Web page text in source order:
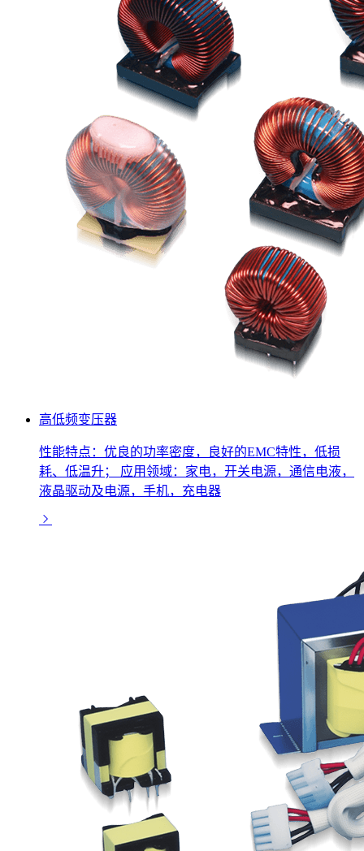
高低频变压器
性能特点：优良的功率密度，良好的EMC特性，低损
耗、低温升； 应用领域：家电，开关电源，通信电液，
液晶驱动及电源，手机，充电器